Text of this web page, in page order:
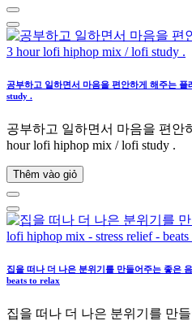
공부하고 일하면서 마음을 편안하게 해주는
study .
공부하고 일하면서 마음을 편안
hour lofi hiphop mix / lofi study .
Thêm vào giỏ
집을 떠나 더 나은 분위기를 만들어주는 좋은
beats to relax
집을 떠나 더 나은 분위기를 만